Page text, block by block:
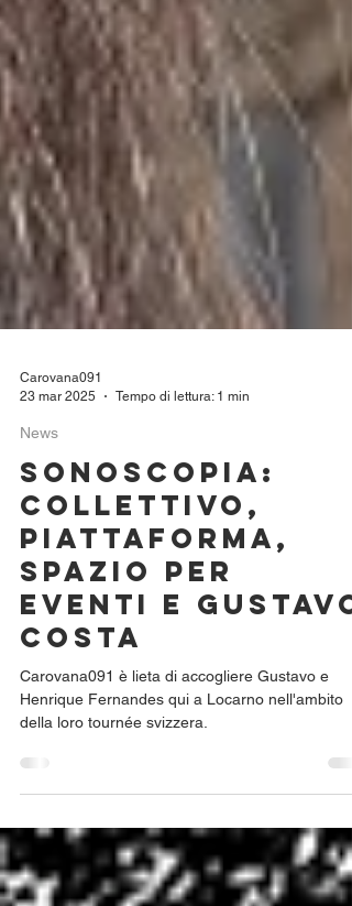
23 mar 2025
News
Sonoscopia:
collettivo,
piattaforma,
spazio per
eventi e Gustavo
Costa
Carovana091 è lieta di accogliere Gustavo e
della loro tournée svizzera.